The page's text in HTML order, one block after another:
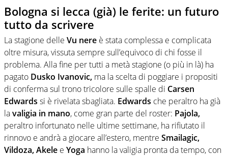
Bologna si lecca (già) le ferite: un futuro
tutto da scrivere
La stagione delle Vu nere è stata complessa e complicata
oltre misura, vissuta sempre sull’equivoco di chi fosse il
problema. Alla fine per tutti a metà stagione (o più in là) ha
pagato Dusko Ivanovic, ma la scelta di poggiare i propositi
di conferma sul trono tricolore sulle spalle di Carsen
Edwards si è rivelata sbagliata. Edwards che peraltro ha già
lavaligia in mano, come gran parte del roster: Pajola,
peraltro infortunato nelle ultime settimane, ha rifiutato il
rinnovo e andrà a giocare all’estero, mentre Smailagic,
Vildoza, Akele e Yoga hanno la valigia pronta da tempo, con